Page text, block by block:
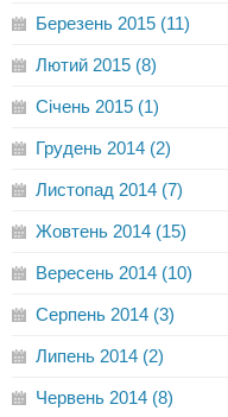
Березень 2015 (11)
Лютий 2015 (8)
Січень 2015 (1)
Грудень 2014 (2)
Листопад 2014 (7)
Жовтень 2014 (15)
Вересень 2014 (10)
Серпень 2014 (3)
Липень 2014 (2)
Червень 2014 (8)